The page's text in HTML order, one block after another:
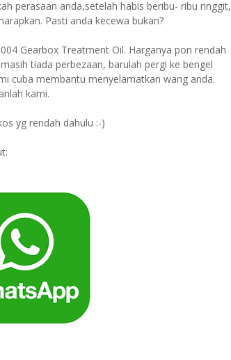
perasaan anda,setelah habis beribu- ribu ringgit,
Pasti anda kecewa bukan?
Gearbox Treatment Oil. Harganya pon rendah
tiada perbezaan, barulah pergi ke bengel
cuba membantu menyelamatkan wang anda.
kami.
yg rendah dahulu :-)